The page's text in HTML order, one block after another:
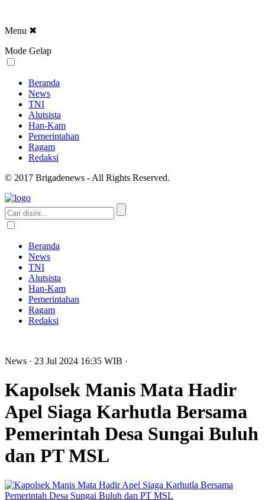
Menu ✖
Mode Gelap
Beranda
News
TNI
Alutsista
Han-Kam
Pemerintahan
Ragam
Redaksi
© 2017 Brigadenews - All Rights Reserved.
Beranda
News
TNI
Alutsista
Han-Kam
Pemerintahan
Ragam
Redaksi
News · 23 Jul 2024 16:35 WIB ·
Kapolsek Manis Mata Hadir
Apel Siaga Karhutla Bersama
Pemerintah Desa Sungai Buluh
dan PT MSL